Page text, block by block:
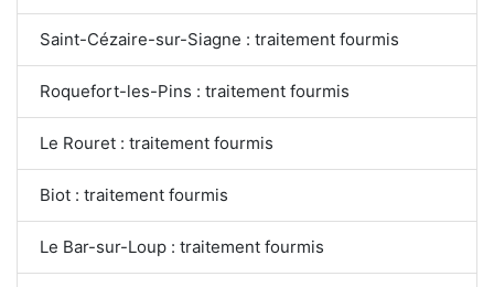
Saint-Cézaire-sur-Siagne : traitement fourmis
Roquefort-les-Pins : traitement fourmis
Le Rouret : traitement fourmis
Biot : traitement fourmis
Le Bar-sur-Loup : traitement fourmis